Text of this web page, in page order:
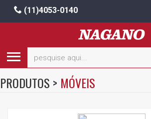
(11)4053-0140
PRODUTOS > MÓVEIS